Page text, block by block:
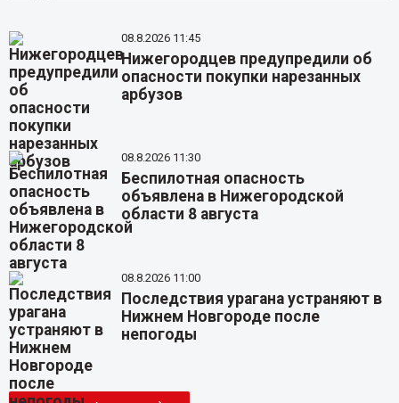
08.8.2026 11:45
Нижегородцев предупредили об
опасности покупки нарезанных
арбузов
08.8.2026 11:30
Беспилотная опасность
объявлена в Нижегородской
области 8 августа
08.8.2026 11:00
Последствия урагана устраняют в
Нижнем Новгороде после
непогоды